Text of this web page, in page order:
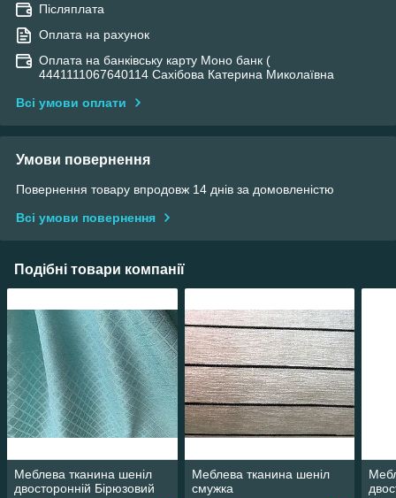
Післяплата
Оплата на рахунок
Оплата на банківську карту Моно банк (
4441111067640114 Сахібова Катерина Миколаївна
Всі умови оплати
Умови повернення
Повернення товару впродовж 14 днів за домовленістю
Всі умови повернення
Подібні товари компанії
Меблева тканина шеніл
двосторонній Бірюзовий
Меблева тканина шеніл
смужка